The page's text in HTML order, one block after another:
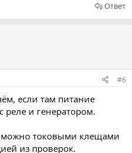
Ответ
#6
если там питание
реле и генератором.
можно токовыми клещами
из проверок.